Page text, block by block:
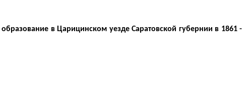
в Царицинском уезде Саратовской губернии в 1861 -